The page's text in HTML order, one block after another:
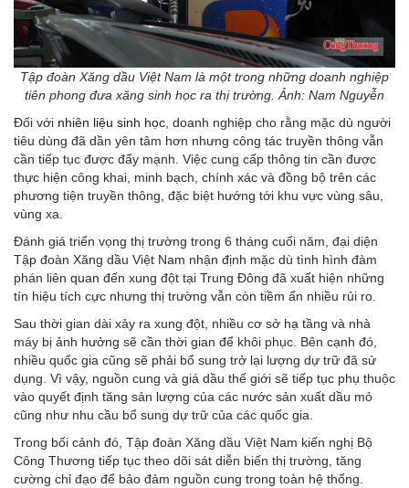
Tập đoàn Xăng dầu Việt Nam là một trong những doanh nghiệp
tiên phong đưa xăng sinh học ra thị trường. Ảnh: Nam Nguyễn
Đối với nhiên liệu sinh học , doanh nghiệp cho rằng mặc dù người
tiêu dùng đã dần yên tâm hơn nhưng công tác truyền thông vẫn
cần tiếp tục được đẩy mạnh. Việc cung cấp thông tin cần được
thực hiện công khai, minh bạch, chính xác và đồng bộ trên các
phương tiện truyền thông, đặc biệt hướng tới khu vực vùng sâu,
vùng xa.
Đánh giá triển vọng thị trường trong 6 tháng cuối năm, đại diện
Tập đoàn Xăng dầu Việt Nam nhận định mặc dù tình hình đàm
phán liên quan đến xung đột tại Trung Đông đã xuất hiện những
tín hiệu tích cực nhưng thị trường vẫn còn tiềm ẩn nhiều rủi ro.
Sau thời gian dài xảy ra xung đột, nhiều cơ sở hạ tầng và nhà
máy bị ảnh hưởng sẽ cần thời gian để khôi phục. Bên cạnh đó,
nhiều quốc gia cũng sẽ phải bổ sung trở lại lượng dự trữ đã sử
dụng. Vì vậy, nguồn cung và giá dầu thế giới sẽ tiếp tục phụ thuộc
vào quyết định tăng sản lượng của các nước sản xuất dầu mỏ
cũng như nhu cầu bổ sung dự trữ của các quốc gia.
Trong bối cảnh đó, Tập đoàn Xăng dầu Việt Nam kiến nghị Bộ
Công Thương tiếp tục theo dõi sát diễn biến thị trường, tăng
cường chỉ đạo để bảo đảm nguồn cung trong toàn hệ thống.